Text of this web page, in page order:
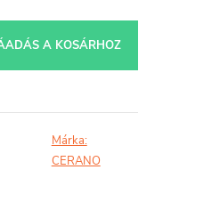
A KOSÁRHOZ
Márka:
CERANO